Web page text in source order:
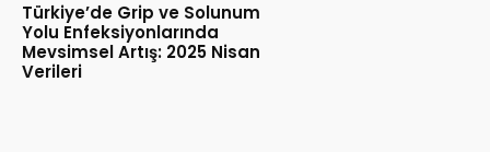
Türkiye’de Grip ve Solunum
Yolu Enfeksiyonlarında
Mevsimsel Artış: 2025 Nisan
Verileri